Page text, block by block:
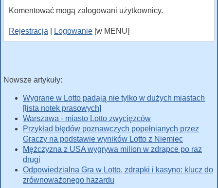
Komentować mogą zalogowani użytkownicy.
Rejestracja Logowanie [w MENU]
Nowsze artykuły:
Wygrane w Lotto padają nie tylko w dużych miastach
[lista notek prasowych]
Warszawa - miasto Lotto zwycięzców
Przykład błędów poznawczych popełnianych przez
Graczy na podstawie wyników Lotto z Niemiec
Mężczyzna z USA wygrywa milion w zdrapce po raz
drugi
Odpowiedzialna Gra w Lotto, zdrapki i kasyno: klucz do
zrównoważonego hazardu